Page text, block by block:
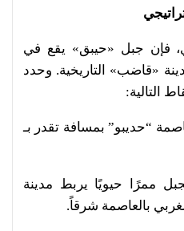
فإن جبل «حيبق» يقع في
«قاضب» التاريخية. وحدد
التالية:
“حديبو” بمسافة تقدر بـ
ممرًا حيويًا يربط مدينة
بالعاصمة شرقاً.